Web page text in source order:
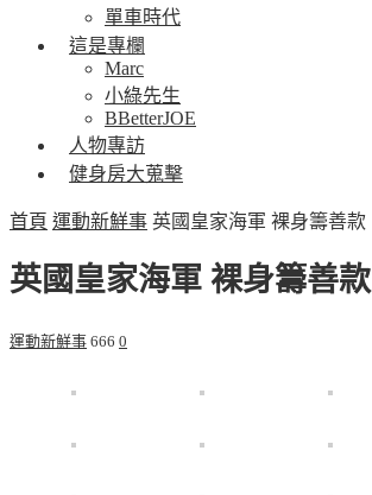
單車時代
這是專欄
Marc
小綠先生
BBetterJOE
人物專訪
健身房大蒐擊
首頁 運動新鮮事 英國皇家海軍 裸身籌善款
英國皇家海軍 裸身籌善款
運動新鮮事 666 0